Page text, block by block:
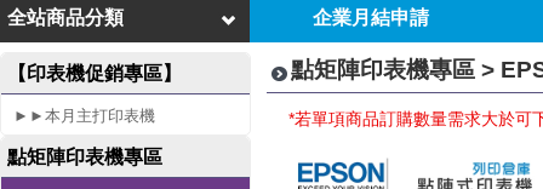
點
矩
陣
印
企業月結申請
全站商品分類
【印表機促銷專區】
►►本月主打印表機
點矩陣印表機專區
點矩陣印表機專區 >
*若單項商品訂購數量需求大於可